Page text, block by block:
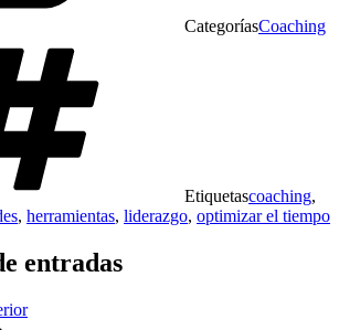
CategoríasCoaching
Etiquetascoaching,
, herramientas, liderazgo, optimizar el tiempo
entradas